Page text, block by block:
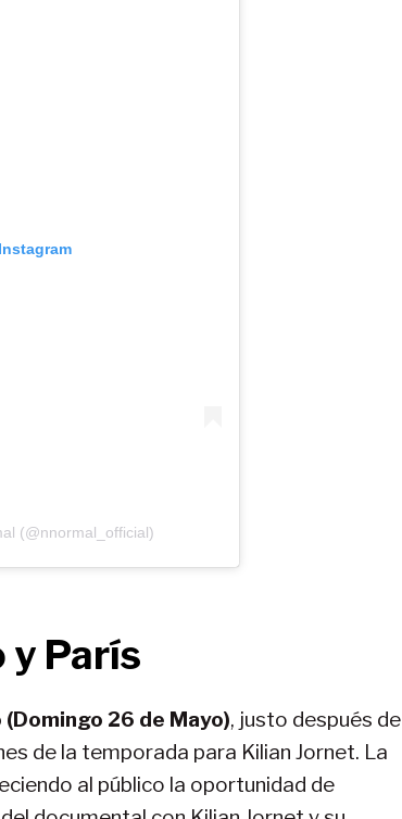
(@nnormal_official)
y París
(Domingo 26 de Mayo), justo después de
de la temporada para Kilian Jornet. La
al público la oportunidad de